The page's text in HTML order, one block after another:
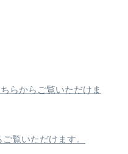
らからご覧いただけま
覧いただけます。